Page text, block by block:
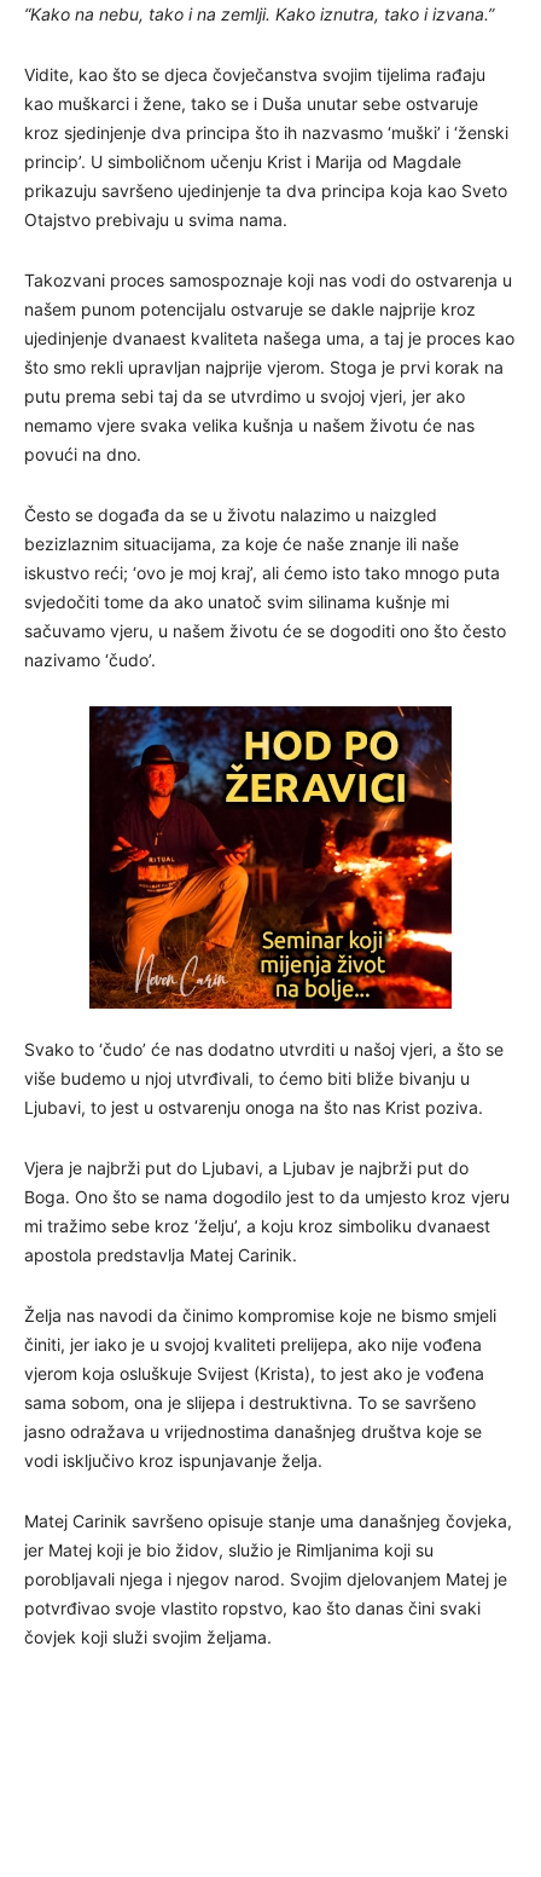
“Kako na nebu, tako i na zemlji. Kako iznutra, tako i izvana.”
Vidite, kao što se djeca čovječanstva svojim tijelima rađaju
kao muškarci i žene, tako se i Duša unutar sebe ostvaruje
kroz sjedinjenje dva principa što ih nazvasmo ‘muški’ i ‘ženski
princip’. U simboličnom učenju Krist i Marija od Magdale
prikazuju savršeno ujedinjenje ta dva principa koja kao Sveto
Otajstvo prebivaju u svima nama.
Takozvani proces samospoznaje koji nas vodi do ostvarenja u
našem punom potencijalu ostvaruje se dakle najprije kroz
ujedinjenje dvanaest kvaliteta našega uma, a taj je proces kao
što smo rekli upravljan najprije vjerom. Stoga je prvi korak na
putu prema sebi taj da se utvrdimo u svojoj vjeri, jer ako
nemamo vjere svaka velika kušnja u našem životu će nas
povući na dno.
Često se događa da se u životu nalazimo u naizgled
bezizlaznim situacijama, za koje će naše znanje ili naše
iskustvo reći; ‘ovo je moj kraj’, ali ćemo isto tako mnogo puta
svjedočiti tome da ako unatoč svim silinama kušnje mi
sačuvamo vjeru, u našem životu će se dogoditi ono što često
nazivamo ‘čudo’.
Svako to ‘čudo’ će nas dodatno utvrditi u našoj vjeri, a što se
više budemo u njoj utvrđivali, to ćemo biti bliže bivanju u
Ljubavi, to jest u ostvarenju onoga na što nas Krist poziva.
Vjera je najbrži put do Ljubavi, a Ljubav je najbrži put do
Boga. Ono što se nama dogodilo jest to da umjesto kroz vjeru
mi tražimo sebe kroz ‘želju’, a koju kroz simboliku dvanaest
apostola predstavlja Matej Carinik.
Želja nas navodi da činimo kompromise koje ne bismo smjeli
činiti, jer iako je u svojoj kvaliteti prelijepa, ako nije vođena
vjerom koja osluškuje Svijest (Krista), to jest ako je vođena
sama sobom, ona je slijepa i destruktivna. To se savršeno
jasno odražava u vrijednostima današnjeg društva koje se
vodi isključivo kroz ispunjavanje želja.
Matej Carinik savršeno opisuje stanje uma današnjeg čovjeka,
jer Matej koji je bio židov, služio je Rimljanima koji su
porobljavali njega i njegov narod. Svojim djelovanjem Matej je
potvrđivao svoje vlastito ropstvo, kao što danas čini svaki
čovjek koji služi svojim željama.